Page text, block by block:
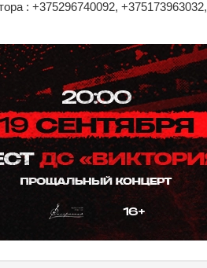
: +375296740092, +375173963032,